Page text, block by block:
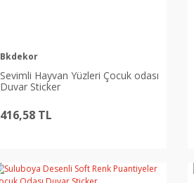
Bkdekor
Sevimli Hayvan Yüzleri Çocuk odası
Duvar Sticker
416,58 TL